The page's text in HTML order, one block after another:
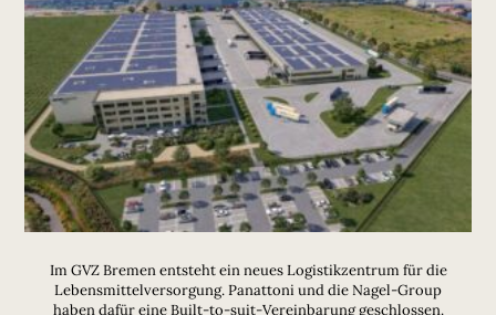
Im GVZ Bremen entsteht ein neues Logistikzentrum für die
Lebensmittelversorgung. Panattoni und die Nagel-Group
haben dafür eine Built-to-suit-Vereinbarung geschlossen.